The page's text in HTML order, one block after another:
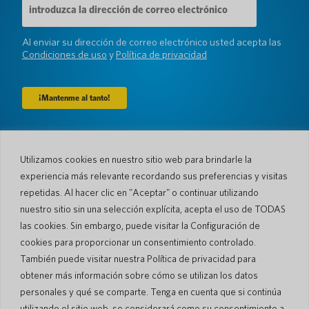
Utilizamos cookies en nuestro sitio web para brindarle la
experiencia más relevante recordando sus preferencias y visitas
repetidas. Al hacer clic en "Aceptar" o continuar utilizando
nuestro sitio sin una selección explícita, acepta el uso de TODAS
las cookies. Sin embargo, puede visitar la Configuración de
cookies para proporcionar un consentimiento controlado.
También puede visitar nuestra Política de privacidad para
obtener más información sobre cómo se utilizan los datos
personales y qué se comparte. Tenga en cuenta que si continúa
de
correo
electrónico
(Requerido)
Al enviar su dirección de correo electrónico usted acepta las
Condiciones de uso y Política de privacidad
Compañía
Sobre nosotros
Idiomas y Países
Sala de prensa
#AllSpokenHere
Apoyo
Atención al cliente
Política de Devolución
Política de Envío
Garantía limitada
Seguridad de bolsillo
Contacto